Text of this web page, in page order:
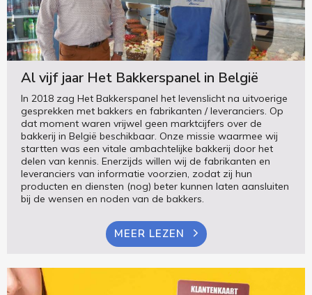
Al vijf jaar Het Bakkerspanel in België
In 2018 zag Het Bakkerspanel het levenslicht na uitvoerige
gesprekken met bakkers en fabrikanten / leveranciers. Op
dat moment waren vrijwel geen marktcijfers over de
bakkerij in België beschikbaar. Onze missie waarmee wij
startten was een vitale ambachtelijke bakkerij door het
delen van kennis. Enerzijds willen wij de fabrikanten en
leveranciers van informatie voorzien, zodat zij hun
producten en diensten (nog) beter kunnen laten aansluiten
bij de wensen en noden van de bakkers.
MEER LEZEN